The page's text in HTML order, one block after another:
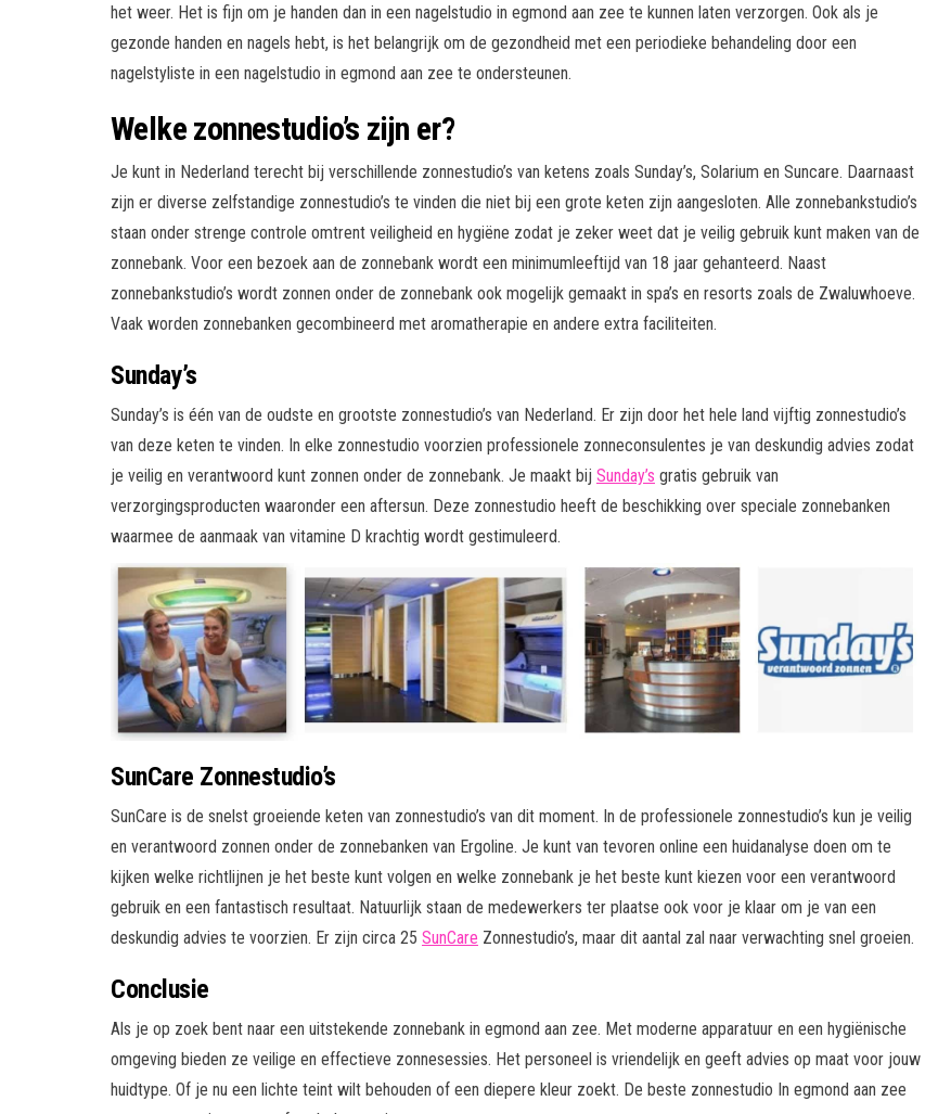
het weer. Het is fijn om je handen dan in een nagelstudio in egmond aan zee te kunnen laten verzorgen. Ook als je
gezonde handen en nagels hebt, is het belangrijk om de gezondheid met een periodieke behandeling door een
nagelstyliste in een nagelstudio in egmond aan zee te ondersteunen.
Welke zonnestudio’s zijn er?
Je kunt in Nederland terecht bij verschillende zonnestudio’s van ketens zoals Sunday’s, Solarium en Suncare. Daarnaast
zijn er diverse zelfstandige zonnestudio’s te vinden die niet bij een grote keten zijn aangesloten. Alle zonnebankstudio’s
staan onder strenge controle omtrent veiligheid en hygiëne zodat je zeker weet dat je veilig gebruik kunt maken van de
zonnebank. Voor een bezoek aan de zonnebank wordt een minimumleeftijd van 18 jaar gehanteerd. Naast
zonnebankstudio’s wordt zonnen onder de zonnebank ook mogelijk gemaakt in spa’s en resorts zoals de Zwaluwhoeve.
Vaak worden zonnebanken gecombineerd met aromatherapie en andere extra faciliteiten.
Sunday’s
Sunday’s is één van de oudste en grootste zonnestudio’s van Nederland. Er zijn door het hele land vijftig zonnestudio’s
van deze keten te vinden. In elke zonnestudio voorzien professionele zonneconsulentes je van deskundig advies zodat
je veilig en verantwoord kunt zonnen onder de zonnebank. Je maakt bij Sunday’s gratis gebruik van
verzorgingsproducten waaronder een aftersun. Deze zonnestudio heeft de beschikking over speciale zonnebanken
waarmee de aanmaak van vitamine D krachtig wordt gestimuleerd.
SunCare Zonnestudio’s
SunCare is de snelst groeiende keten van zonnestudio’s van dit moment. In de professionele zonnestudio’s kun je veilig
en verantwoord zonnen onder de zonnebanken van Ergoline. Je kunt van tevoren online een huidanalyse doen om te
kijken welke richtlijnen je het beste kunt volgen en welke zonnebank je het beste kunt kiezen voor een verantwoord
gebruik en een fantastisch resultaat. Natuurlijk staan de medewerkers ter plaatse ook voor je klaar om je van een
deskundig advies te voorzien. Er zijn circa 25 SunCare Zonnestudio’s, maar dit aantal zal naar verwachting snel groeien.
Conclusie
Als je op zoek bent naar een uitstekende zonnebank in egmond aan zee. Met moderne apparatuur en een hygiënische
omgeving bieden ze veilige en effectieve zonnesessies. Het personeel is vriendelijk en geeft advies op maat voor jouw
huidtype. Of je nu een lichte teint wilt behouden of een diepere kleur zoekt. De beste zonnestudio In egmond aan zee